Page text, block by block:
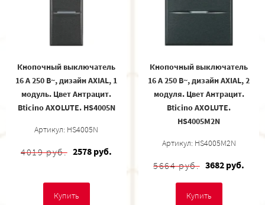
Кнопочный выключатель
16 А 250 В~, дизайн AXIAL, 1
модуль. Цвет Антрацит.
Bticino AXOLUTE. HS4005N
Артикул: HS4005N
4019 руб. 2578 руб.
Купить
Кнопочный выключатель
16 А 250 В~, дизайн AXIAL, 2
модуля. Цвет Антрацит.
Bticino AXOLUTE.
HS4005M2N
Артикул: HS4005M2N
5664 руб. 3682 руб.
Купить